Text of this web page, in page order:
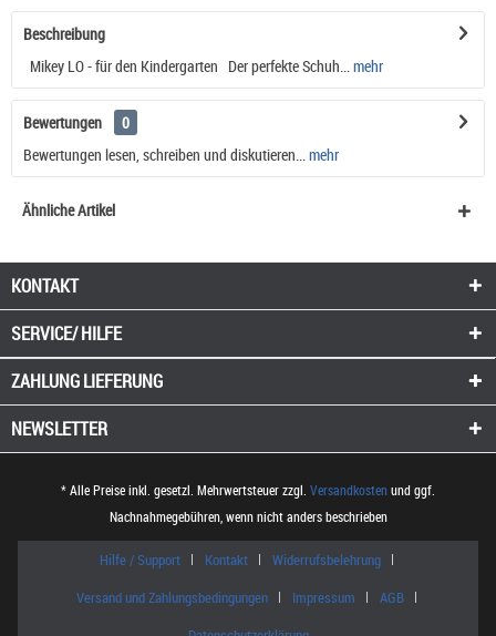
Beschreibung
Mikey LO - für den Kindergarten Der perfekte Schuh...
mehr
Bewertungen
0
Bewertungen lesen, schreiben und diskutieren...
mehr
Ähnliche Artikel
KONTAKT
SERVICE/ HILFE
ZAHLUNGLIEFERUNG
NEWSLETTER
* Alle Preise inkl. gesetzl. Mehrwertsteuer zzgl. Versandkosten und ggf.
Nachnahmegebühren, wenn nicht anders beschrieben
Hilfe / Support Kontakt
Widerrufsbelehrung
Versand und Zahlungsbedingungen
Impressum
AGB